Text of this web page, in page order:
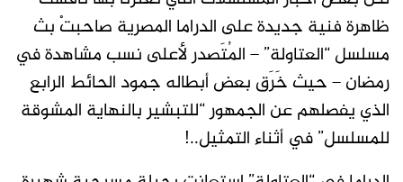
ظاهرة فنية جديدة على الدراما المصرية صاحبتْ بث
مسلسل “العتاولة” – المُتَصدر لأعلى نسب مشاهدة في
رمضان – حيث خَرَق بعض أبطاله جمود الحائط الرابع
الذي يفصلهم عن الجمهور “للتبشير بالنهاية المشوقة
للمسلسل” في أثناء التمثيل..!